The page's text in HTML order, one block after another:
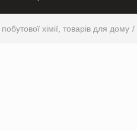
хімії, товарів для дому